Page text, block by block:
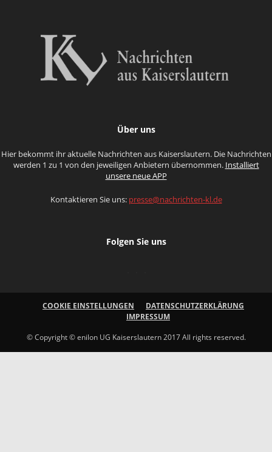
Über uns
Hier bekommt ihr aktuelle Nachrichten aus Kaiserslautern. Die Nachrichten
werden 1 zu 1 von den jeweiligen Anbietern übernommen. Installiert
unsere neue APP
Kontaktieren Sie uns: presse@nachrichten-kl.de
Folgen Sie uns
COOKIE EINSTELLUNGEN
DATENSCHUTZERKLÄRUNG
IMPRESSUM
© Copyright © enilon UG Kaiserslautern 2017 All rights reserved.